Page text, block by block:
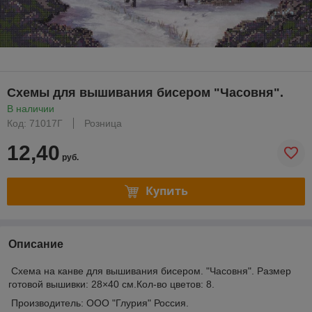
Схемы для вышивания бисером "Часовня".
В наличии
Код: 71017Г
Розница
12,40 руб.
Купить
Описание
Схема на канве для вышивания бисером. "Часовня". Размер
готовой вышивки: 28×40 см.Кол-во цветов: 8.
Производитель: ООО "Глурия" Россия.